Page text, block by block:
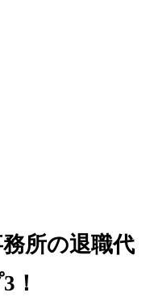
所の退職代
！